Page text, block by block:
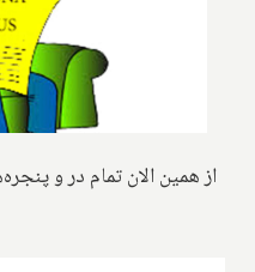
از همین الان تمام در و